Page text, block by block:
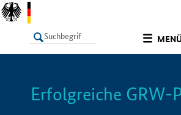
LISTE
Erfolgreiche GRW-